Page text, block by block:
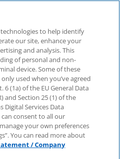
technologies to help identify
our site, enhance your
and analysis. This
of personal and non-
device. Some of these
used when you’ve agreed
6 (1a) of the EU General Data
and Section 25 (1) of the
Digital Services Data
can consent to all our
your own preferences
You can read more about
/ Company